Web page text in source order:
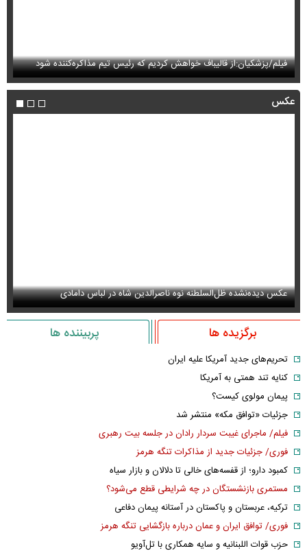
فیلم/پزشکیان:از قالیباف خواهش کردیم که رئیس تیم مذاکره‌کننده شود
عکس
عکس دیده‌نشده ظل‌السلطنه نوه ناصرالدین شاه در لباس دامادی
برگزیده ها پربیننده ها
تحریم‌های جدید آمریکا علیه ایران
کنایه تند همتی به آمریکا
پیمان مولوی کیست؟
جزئیات «توافق مکه» منتشر شد
فیلم/ ماجرای غیبت سردار رادان در جلسه بیت رهبری
فوری/ جزئیات جدید از مذاکرات تنگه هرمز
کمبود دارو؛ از قفسه‌های خالی تا دلالان و بازار سیاه
مستمری بازنشستگان در چه شرایطی قطع می‌شود؟
ترکیه، عربستان و پاکستان در آستانه پیمان دفاعی
فوری/ توافق ایران و عمان درباره بازگشایی تنگه هرمز
حزب قوات اللبنانیه و سایه همکاری با تل‌آویو